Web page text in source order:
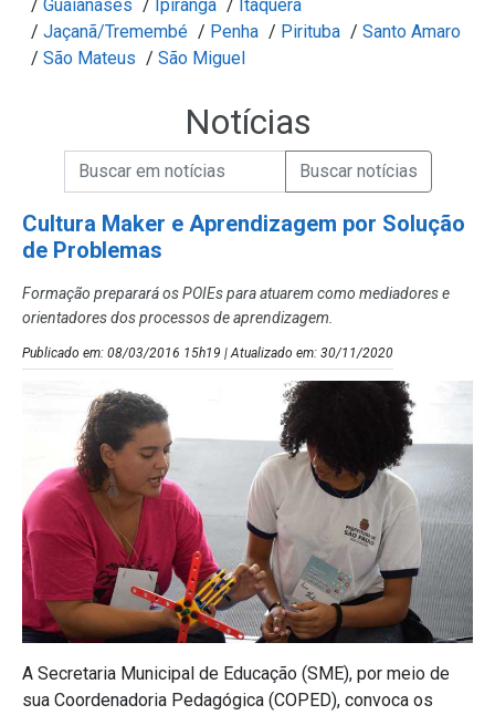
/ Guaianases / Ipiranga / Itaquera
/ Jaçanã/Tremembé / Penha / Pirituba / Santo Amaro
/ São Mateus / São Miguel
Notícias
Campo de Busca de Notícias
Campo de Busca de informaçõesEnviar a Busca de Notícias
Cultura Maker e Aprendizagem por Solução
de Problemas
Formação preparará os POIEs para atuarem como mediadores e
orientadores dos processos de aprendizagem.
Publicado em: 08/03/2016 15h19 | Atualizado em: 30/11/2020
A Secretaria Municipal de Educação (SME), por meio de
sua Coordenadoria Pedagógica (COPED), convoca os